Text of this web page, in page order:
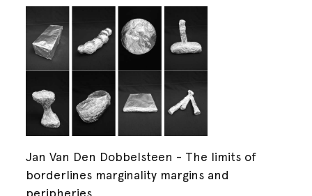
Jan Van Den Dobbelsteen - The limits of
borderlines marginality margins and
peripheries